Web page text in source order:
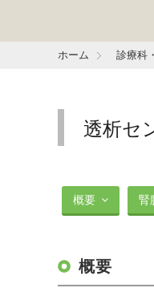
ホーム 診療科
透析セ
概要 腎
概要